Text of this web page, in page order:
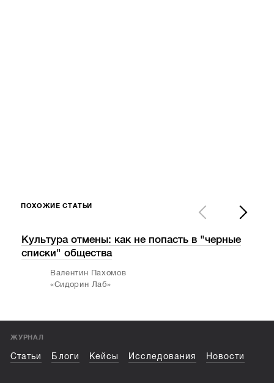
ПОХОЖИЕ СТАТЬИ
Культура отмены: как не попасть в "черные
списки" общества
Валентин Пахомов
«Сидорин Лаб»
ЖУРНАЛ
Статьи Блоги Кейсы Исследования Новости